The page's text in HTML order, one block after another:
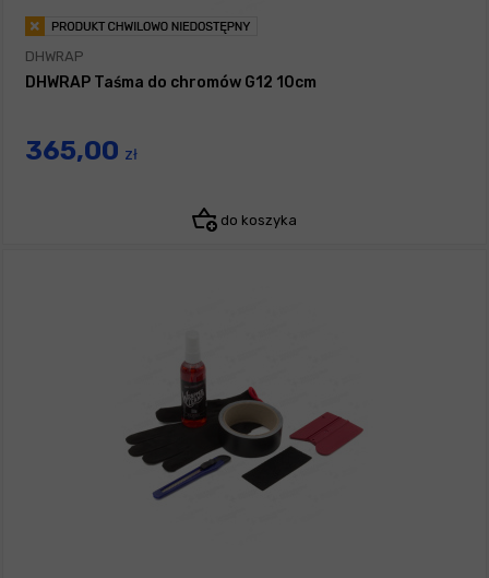
DHWRAP
DHWRAP Taśma do chromów G12 10cm
365,00 zł
do koszyka